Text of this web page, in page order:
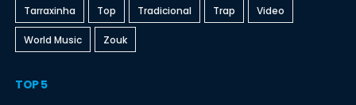
Tarraxinha Top Tradicional Trap Video
World Music Zouk
TOP 5